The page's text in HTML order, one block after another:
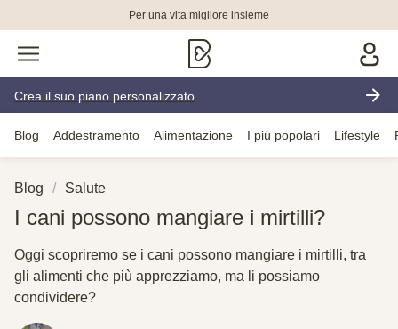
Per una vita migliore insieme
Crea il suo piano personalizzato
Blog Addestramento Alimentazione I più popolari Lifestyle
Blog Salute
I cani possono mangiare i mirtilli?
Oggi scopriremo se i cani possono mangiare i mirtilli, tra
gli alimenti che più apprezziamo, ma li possiamo
condividere?